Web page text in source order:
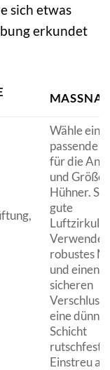
sich etwas
erkundet
Wähle eine
passende
für die
und Größe
Hühner.
gute
Verwende
robustes
und einen
sicheren
Verschluss.
eine dünne
Schicht
rutschfeste
Einstreu